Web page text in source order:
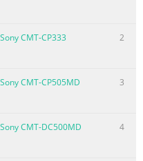
2
Sony CMT-CP333
3
Sony CMT-CP505MD
4
Sony CMT-DC500MD